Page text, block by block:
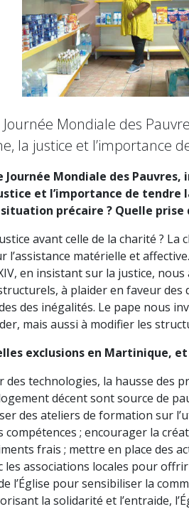
Mondiale des
la justice et l’importance
Journée Mondiale des
et l’importance de tendre
précaire ? Quelle
avant celle de la charité ?
l’assistance matérielle et
en insistant sur la justice,
à plaider en faveur
des inégalités. Le pape nous
mais aussi à modifier les
exclusions en Martinique,
des technologies, la hausse
décent sont source de
des ateliers de formation sur
compétences ; encourager la
frais ; mettre en place des
les associations locales pour
l’Église pour sensibiliser la
la solidarité et l’entraide,